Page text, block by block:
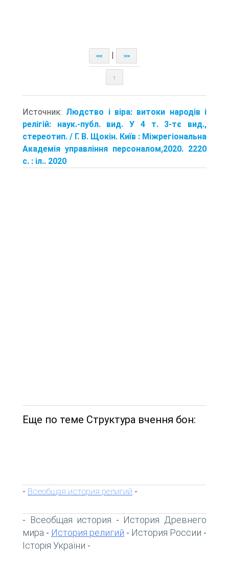
<< >>
↑
Источник: Людство і віра: витоки народів і
релігій: наук.-публ. вид. У 4 т. 3-тє вид.,
стереотип. / Г. В. Щокін. Київ : Міжрегіональна
Академія управління персоналом,2020. 2220
с. : іл.. 2020
Еще по теме Структура вчення бон:
- Всеобщая история религий -
- Всеобщая история - История Древнего
мира - История религий - История России -
Історія України -